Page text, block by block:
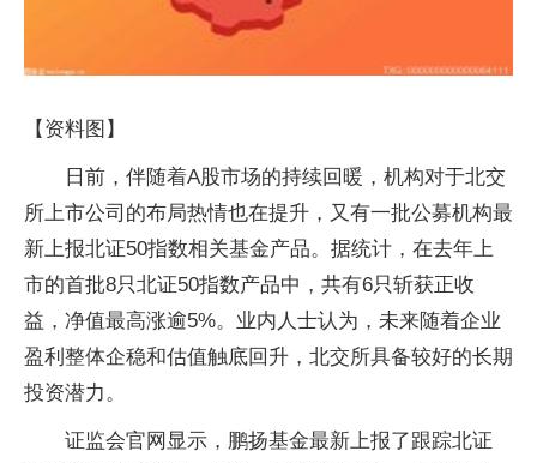
【资料图】
日前，伴随着A股市场的持续回暖，机构对于北交
所上市公司的布局热情也在提升，又有一批公募机构最
新上报北证50指数相关基金产品。据统计，在去年上
市的首批8只北证50指数产品中，共有6只斩获正收
益，净值最高涨逾5%。业内人士认为，未来随着企业
盈利整体企稳和估值触底回升，北交所具备较好的长期
投资潜力。
证监会官网显示，鹏扬基金最新上报了跟踪北证